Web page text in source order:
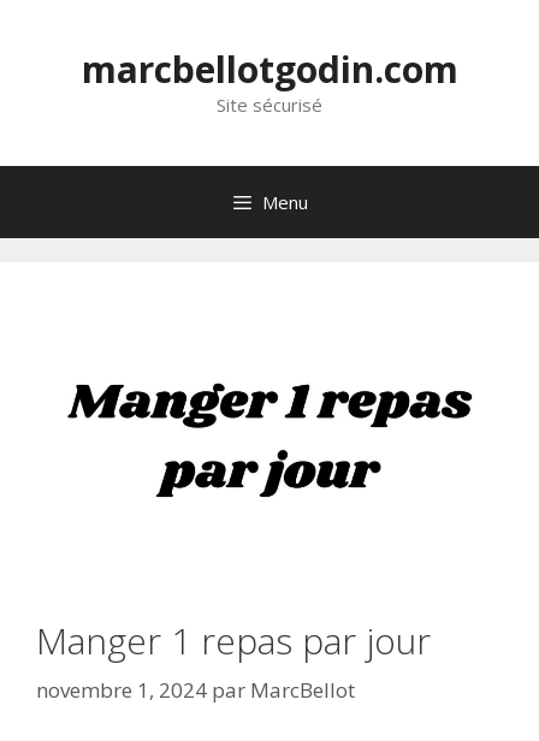
marcbellotgodin.com
Site sécurisé
Menu
Manger 1 repas par jour
novembre 1, 2024 par MarcBellot